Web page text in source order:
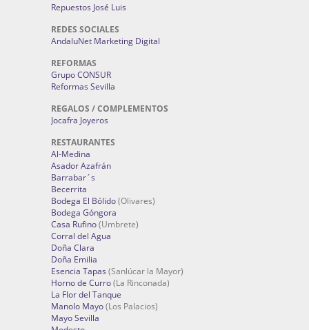
Repuestos José Luis
REDES SOCIALES
AndaluNet Marketing Digital
REFORMAS
Grupo CONSUR
Reformas Sevilla
REGALOS / COMPLEMENTOS
Jocafra Joyeros
RESTAURANTES
Al-Medina
Asador Azafrán
Barrabar´s
Becerrita
Bodega El Bólido(Olivares)
Bodega Góngora
Casa Rufino(Umbrete)
Corral del Agua
Doña Clara
Doña Emilia
Esencia Tapas (Sanlúcar la Mayor)
Horno de Curro(La Rinconada)
La Flor del Tanque
Manolo Mayo(Los Palacios)
Mayo Sevilla